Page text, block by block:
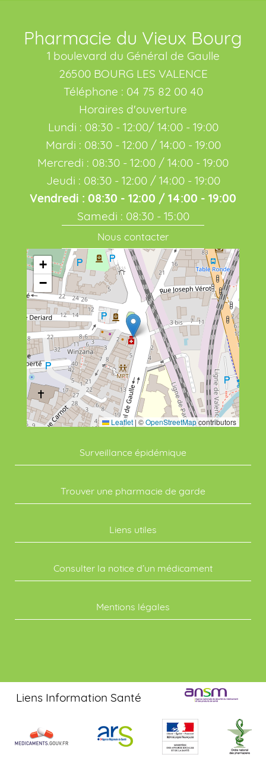
+
−
Leaflet | ©OpenStreetMapcontributors
Surveillance épidémique
Trouver une pharmacie de garde
Liens utiles
Consulter la notice d’un médicament
Mentions légales
Pharmacie du Vieux Bourg
1 boulevard du Général de Gaulle
26500 BOURG LES VALENCE
Téléphone : 04 75 82 00 40
Horaires d'ouverture
Lundi : 08:30 - 12:00/ 14:00 - 19:00
Mardi : 08:30 - 12:00 / 14:00 - 19:00
Mercredi : 08:30 - 12:00 / 14:00 - 19:00
Jeudi : 08:30 - 12:00 / 14:00 - 19:00
Vendredi : 08:30 - 12:00 / 14:00 - 19:00
Samedi : 08:30 - 15:00
Nous contacter
Liens Information Santé